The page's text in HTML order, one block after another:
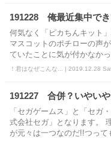
191228 俺最近集中で
何気なく「ピカちんキット
マスコットのポチローの声
ていたことに気が付かなか
！君はなぜこんな... | 2019.12.28
191227 合併？いやい
「セガゲームス」と「セガ
式会社セガ」となります。
が元々は一つなのだ!!つって